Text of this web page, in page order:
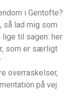
i Gentofte?
så lad mig som
til sagen: her
som er særligt
overraskelser,
på vej